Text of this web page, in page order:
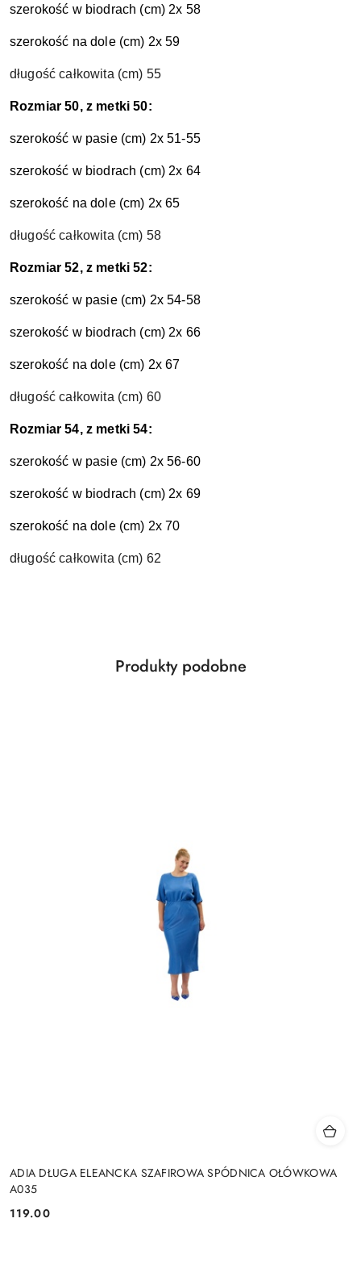
szerokość w biodrach (cm) 2x 58
szerokość na dole (cm) 2x 59
długość całkowita (cm) 55
Rozmiar 50, z metki 50:
szerokość w pasie (cm) 2x 51-55
szerokość w biodrach (cm) 2x 64
szerokość na dole (cm) 2x 65
długość całkowita (cm) 58
Rozmiar 52, z metki 52:
szerokość w pasie (cm) 2x 54-58
szerokość w biodrach (cm) 2x 66
szerokość na dole (cm) 2x 67
długość całkowita (cm) 60
Rozmiar 54, z metki 54:
szerokość w pasie (cm) 2x 56-60
szerokość w biodrach (cm) 2x 69
szerokość na dole (cm) 2x 70
długość całkowita (cm) 62
Pomiń karuzelę produktów
Produkty
Produkty podobne
ADIA DŁUGA ELEANCKA SZAFIROWA SPÓDNICA OŁÓWKOWA
A035
Cena:
119.00